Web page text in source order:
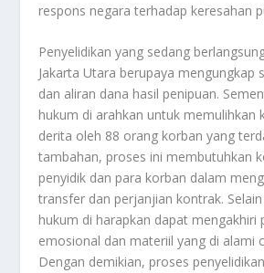
respons negara terhadap keresahan
Penyelidikan yang sedang
Jakarta Utara berupaya mengungkap
dan aliran dana hasil penipuan.
hukum di arahkan untuk memulihkan
derita oleh 88 orang korban yang
tambahan, proses ini membutuhkan
penyidik dan para korban dalam
transfer dan perjanjian kontrak.
hukum di harapkan dapat mengakhiri
emosional dan materiil yang di alami
Dengan demikian, proses